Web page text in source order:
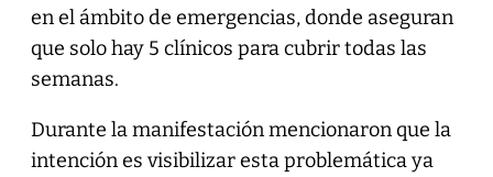
en el ámbito de emergencias, donde aseguran
que solo hay 5 clínicos para cubrir todas las
semanas.
Durante la manifestación mencionaron que la
intención es visibilizar esta problemática ya